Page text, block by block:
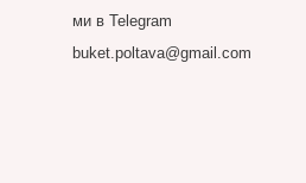
ми в Telegram
buket.poltava@gmail.com